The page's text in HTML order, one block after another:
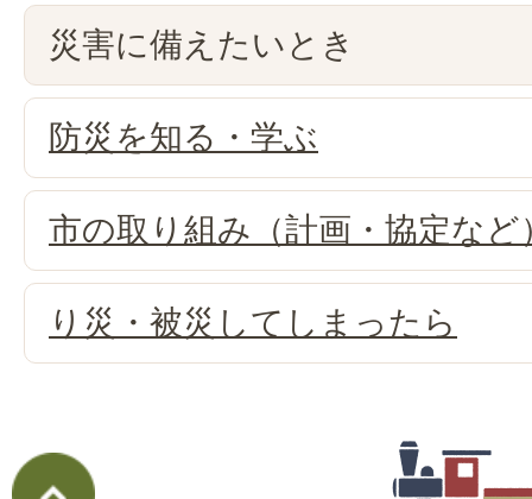
災害に備えたいとき
防災を知る・学ぶ
市の取り組み（計画・協定など
り災・被災してしまったら